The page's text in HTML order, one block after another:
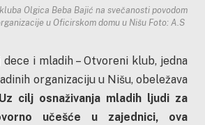
Olgica Beba Bajić na svečanosti povodom
u Oficirskom domu u Nišu Foto: A.S
dece i mladih – Otvoreni klub, jedna
organizaciju u Nišu, obeležava
Uz cilj osnaživanja mladih ljudi za
učešće u zajednici, ova